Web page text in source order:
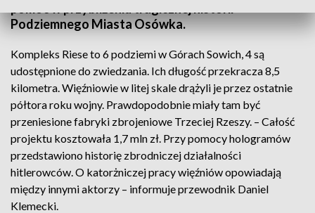
Podziemnego Miasta Osówka.
Kompleks Riese to 6 podziemi w Górach Sowich, 4 są
udostępnione do zwiedzania. Ich długość przekracza 8,5
kilometra. Więźniowie w litej skale drążyli je przez ostatnie
półtora roku wojny. Prawdopodobnie miały tam być
przeniesione fabryki zbrojeniowe Trzeciej Rzeszy. – Całość
projektu kosztowała 1,7 mln zł. Przy pomocy hologramów
przedstawiono historię zbrodniczej działalności
hitlerowców. O katorżniczej pracy więźniów opowiadają
między innymi aktorzy – informuje przewodnik Daniel
Klemecki.